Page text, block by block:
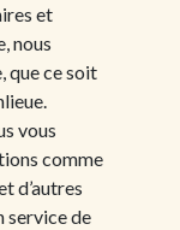
et
nous
que ce soit
vous
comme
d’autres
service de